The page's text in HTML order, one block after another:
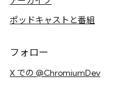
ポッドキャストと番組
フォロー
X での @ChromiumDev